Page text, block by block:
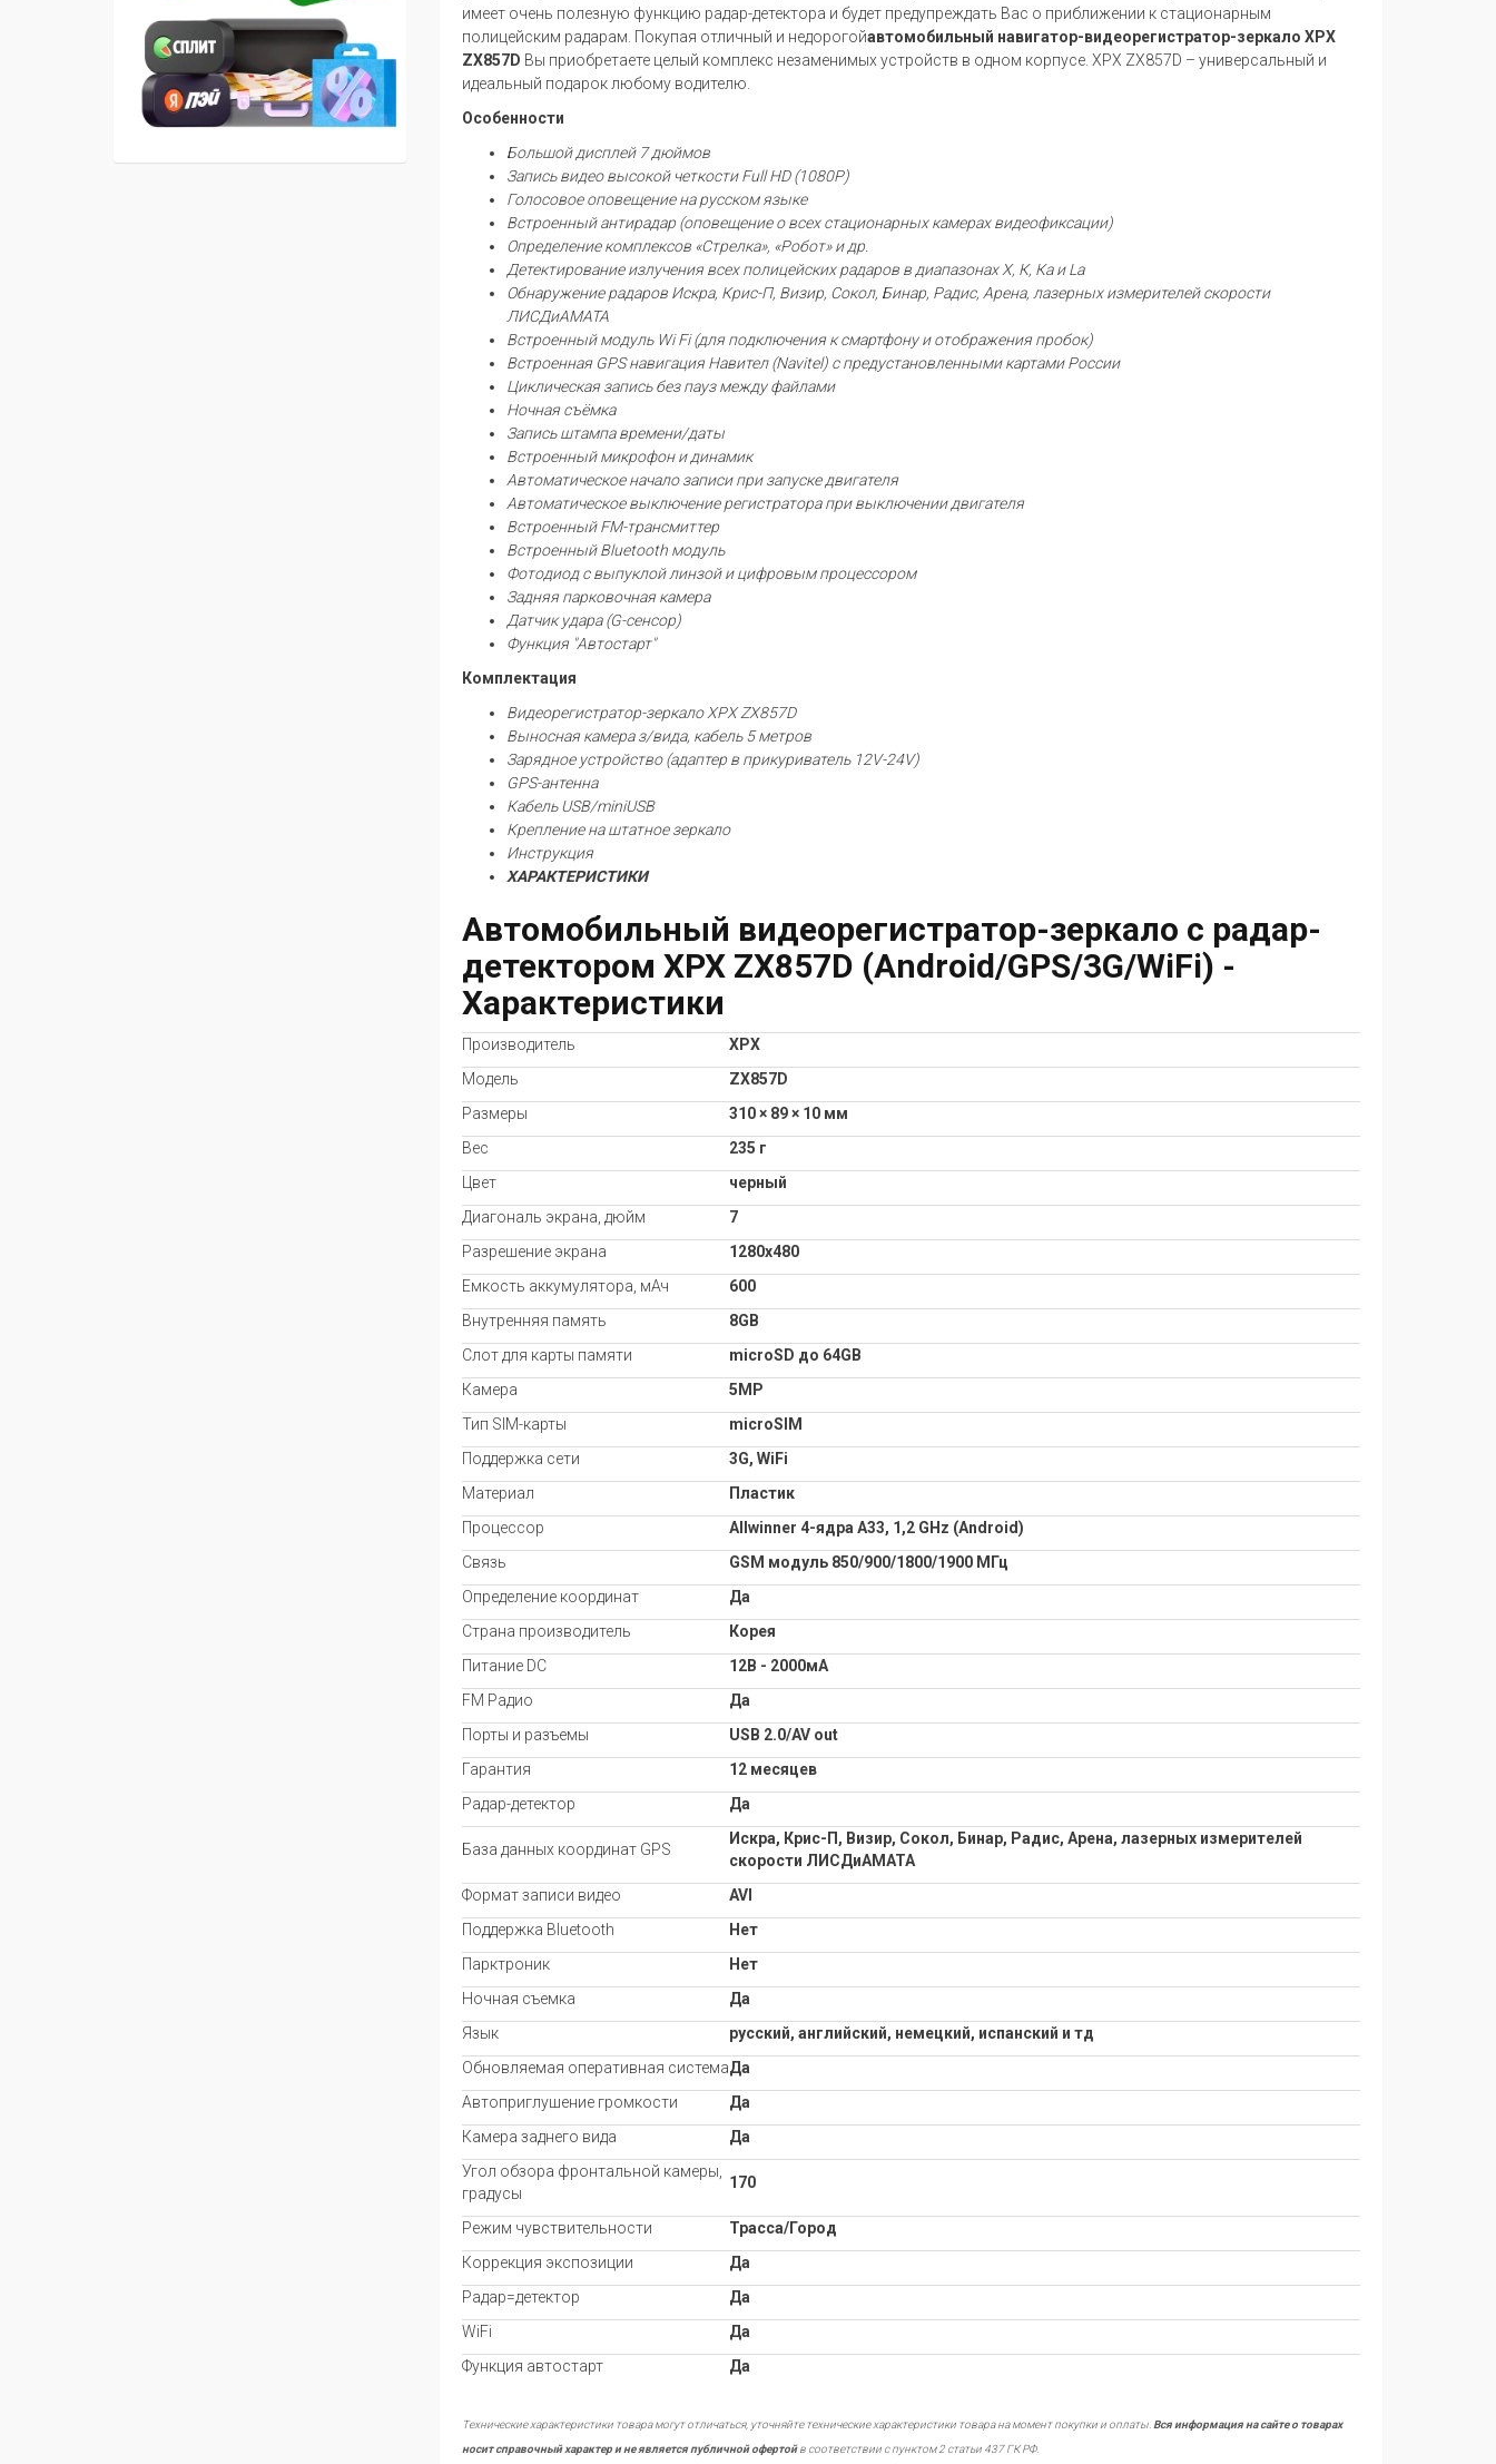
имеет очень полезную функцию радар-детектора и будет предупреждать Вас о приближении к стационарным
полицейским радарам. Покупая отличный и недорогойавтомобильный навигатор-видеорегистратор-зеркало XPX
ZX857D Вы приобретаете целый комплекс незаменимых устройств в одном корпусе. XPX ZX857D – универсальный и
идеальный подарок любому водителю.
Особенности
Большой дисплей 7 дюймов
Запись видео высокой четкости Full HD (1080Р)
Голосовое оповещение на русском языке
Встроенный антирадар (оповещение о всех стационарных камерах видеофиксации)
Определение комплексов «Стрелка», «Робот» и др.
Детектирование излучения всех полицейских радаров в диапазонах X, К, Ка и La
Обнаружение радаров Искра, Крис-П, Визир, Сокол, Бинар, Радис, Арена, лазерных измерителей скорости
ЛИСДиАМАТА
Встроенный модуль Wi Fi (для подключения к смартфону и отображения пробок)
Встроенная GPS навигация Навител (Navitel) с предустановленными картами России
Циклическая запись без пауз между файлами
Ночная съёмка
Запись штампа времени/даты
Встроенный микрофон и динамик
Автоматическое начало записи при запуске двигателя
Автоматическое выключение регистратора при выключении двигателя
Встроенный FM-трансмиттер
Встроенный Bluetooth модуль
Фотодиод с выпуклой линзой и цифровым процессором
Задняя парковочная камера
Датчик удара (G-сенсор)
Функция "Автостарт"
Комплектация
Видеорегистратор-зеркало XPX ZX857D
Выносная камера з/вида, кабель 5 метров
Зарядное устройство (адаптер в прикуриватель 12V-24V)
GPS-антенна
Кабель USB/miniUSB
Крепление на штатное зеркало
Инструкция
ХАРАКТЕРИСТИКИ
Автомобильный видеорегистратор-зеркало с радар-
детектором XPX ZX857D (Android/GPS/3G/WiFi) -
Характеристики
Производитель
XPX
Модель
ZX857D
Размеры
310 × 89 × 10 мм
Вес
235 г
Цвет
черный
Диагональ экрана, дюйм
7
Разрешение экрана
1280x480
Емкость аккумулятора, мАч
600
Внутренняя память
8GB
Слот для карты памяти
microSD до 64GB
Камера
5MP
Тип SIM-карты
microSIM
Поддержка сети
3G, WiFi
Материал
Пластик
Процессор
Allwinner 4-ядра A33, 1,2 GHz (Android)
Связь
GSM модуль 850/900/1800/1900 МГц
Определение координат
Да
Страна производитель
Корея
Питание DC
12B - 2000мА
FM Радио
Да
Порты и разъемы
USB 2.0/AV out
Гарантия
12 месяцев
Радар-детектор
Да
База данных координат GPS
Искра, Крис-П, Визир, Сокол, Бинар, Радис, Арена, лазерных измерителей
скорости ЛИСДиАМАТА
Формат записи видео
AVI
Поддержка Bluetooth
Нет
Парктроник
Нет
Ночная съемка
Да
Язык
русский, английский, немецкий, испанский и тд
Обновляемая оперативная системаДа
Автоприглушение громкости
Да
Камера заднего вида
Да
Угол обзора фронтальной камеры,
градусы
170
Режим чувствительности
Трасса/Город
Коррекция экспозиции
Да
Радар=детектор
Да
WiFi
Да
Функция автостарт
Да
Технические характеристики товара могут отличаться, уточняйте технические характеристики товара на момент покупки и оплаты. Вся информация на сайте о товарах
носит справочный характер и не является публичной офертойв соответствии с пунктом 2 статьи 437 ГК РФ.